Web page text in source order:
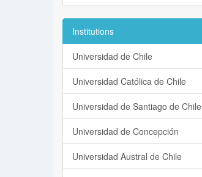
Institutions
Universidad de Chile
Universidad Católica de Chile
Universidad de Santiago de Chile
Universidad de Concepción
Universidad Austral de Chile